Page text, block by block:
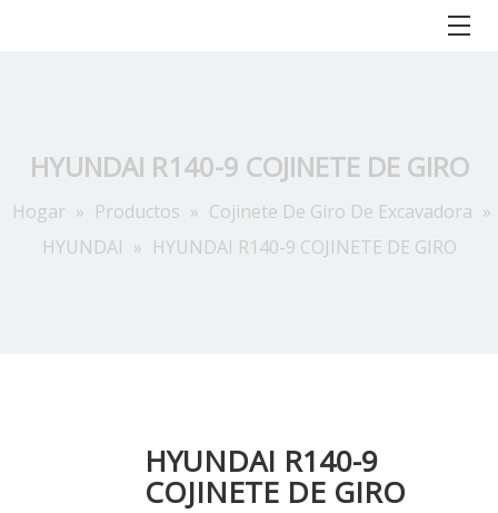
HYUNDAI R140-9 COJINETE DE GIRO
Hogar » Productos » Cojinete De Giro De Excavadora »
HYUNDAI » HYUNDAI R140-9 COJINETE DE GIRO
HYUNDAI R140-9
COJINETE DE GIRO